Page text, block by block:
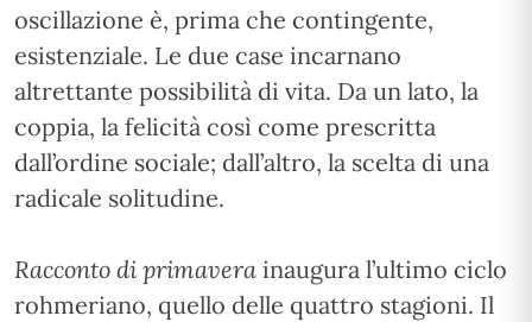
oscillazione è, prima che contingente,
esistenziale. Le due case incarnano
altrettante possibilità di vita. Da un lato, la
coppia, la felicità così come prescritta
dall’ordine sociale; dall’altro, la scelta di una
radicale solitudine.
Racconto di primavera inaugura l’ultimo ciclo
rohmeriano, quello delle quattro stagioni. Il